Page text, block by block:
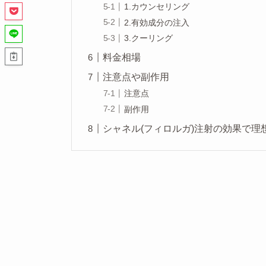
1.カウンセリング
2.有効成分の注入
3.クーリング
料金相場
注意点や副作用
注意点
副作用
シャネル(フィロルガ)注射の効果で理